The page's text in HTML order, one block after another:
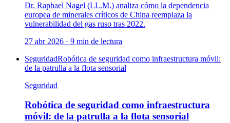
Dr. Raphael Nagel (LL.M.) analiza cómo la dependencia
europea de minerales críticos de China reemplaza la
vulnerabilidad del gas ruso tras 2022.
27 abr 2026 · 9 min de lectura
SeguridadRobótica de seguridad como infraestructura móvil:
de la patrulla a la flota sensorial
Seguridad
Robótica de seguridad como infraestructura
móvil: de la patrulla a la flota sensorial